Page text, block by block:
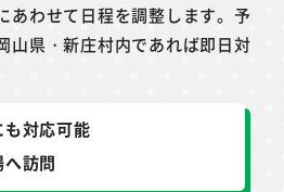
あわせて日程を調整します。予
山県・新庄村内であれば即日対
対応可能
訪問